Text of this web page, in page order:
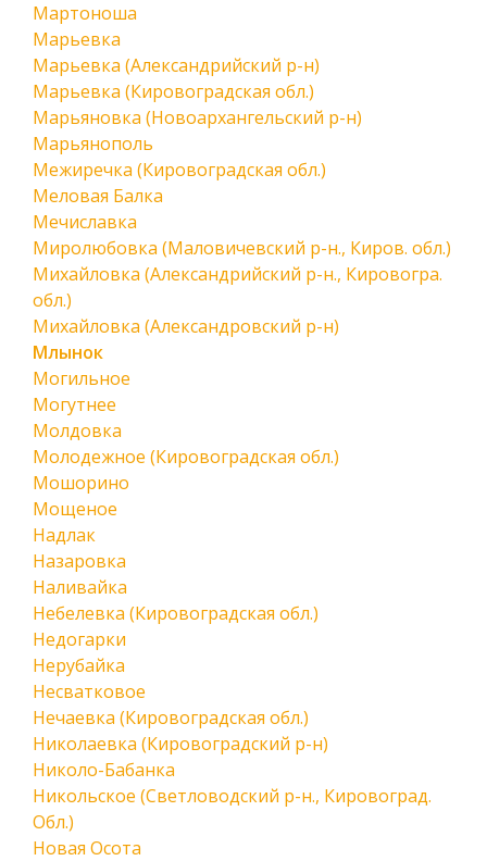
Мартоноша
Марьевка
Марьевка (Александрийский р-н)
Марьевка (Кировоградская обл.)
Марьяновка (Новоархангельский р-н)
Марьянополь
Межиречка (Кировоградская обл.)
Меловая Балка
Мечиславка
Миролюбовка (Маловичевский р-н., Киров. обл.)
Михайловка (Александрийский р-н., Кировогра.
обл.)
Михайловка (Александровский р-н)
Млынок
Могильное
Могутнее
Молдовка
Молодежное (Кировоградская обл.)
Мошорино
Мощеное
Надлак
Назаровка
Наливайка
Небелевка (Кировоградская обл.)
Недогарки
Нерубайка
Несватковое
Нечаевка (Кировоградская обл.)
Николаевка (Кировоградский р-н)
Николо-Бабанка
Никольское (Светловодский р-н., Кировоград.
Обл.)
Новая Осота